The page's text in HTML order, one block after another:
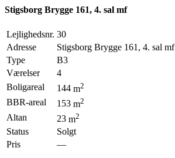
Stigsborg Brygge 161, 4. sal mf
Lejlighedsnr. 30
Adresse
Stigsborg Brygge 161, 4. sal mf
Type
B3
Værelser
4
Boligareal
144 m2
BBR-areal 153 m2
Altan 23 m2
Status
Solgt
Pris
—